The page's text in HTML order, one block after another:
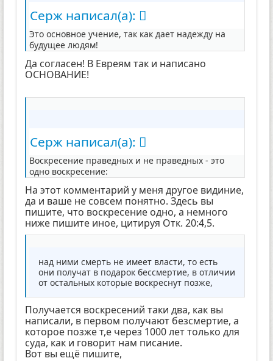
Серж написал(а):
Это основное учение, так как дает надежду на
будущее людям!
Да согласен! В Евреям так и написано
ОСНОВАНИЕ!
Серж написал(а):
Воскресение праведных и не праведных - это
одно воскресение:
На этот комментарий у меня другое видиние,
да и ваше не совсем понятно. Здесь вы
пишите, что воскресение одно, а немного
ниже пишите иное, цитируя Отк. 20:4,5.
над ними смерть не имеет власти, то есть
они получат в подарок бессмертие, в отличии
от остальных которые воскреснут позже,
Получается воскресений таки два, как вы
написали, в первом получают безсмертие, а
которое позже т,е через 1000 лет только для
суда, как и говорит нам писание.
Вот вы ещё пишите,